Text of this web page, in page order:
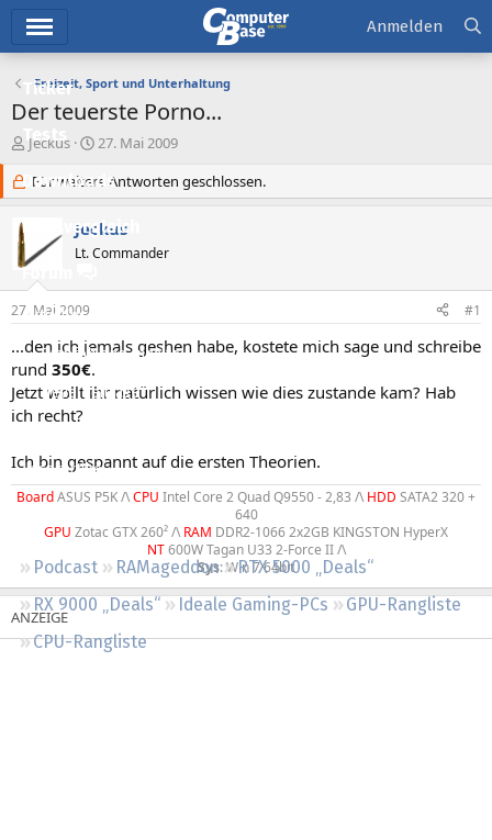
Ticker
Tests
Downloads
Preisvergleich
Forum
Aktuelles
Empfohlene Inhalte
Neue Beiträge
Leserartikel
Regeln
Podcast RAMageddon
RTX 5000 „Deals“
RX 9000 „Deals“
Ideale Gaming-PCs
GPU-Rangliste
CPU-Rangliste
Anmelden
Freizeit, Sport und Unterhaltung
Der teuerste Porno...
E
s
t
l
e
Jeckus
E
s
t
e
l
l
m
27. Mai 2009
Für weitere Antworten geschlossen.
Jeckus
Lt. Commander
27. Mai 2009 #1
...den ich jemals geshen habe, kostete mich sage und schreibe
rund 350€.
Jetzt wollt ihr natürlich wissen wie dies zustande kam? Hab
ich recht?
Ich bin gespannt auf die ersten Theorien.
BoardASUS P5K /\CPU Intel Core 2 Quad Q9550 - 2,83 /\ HDD SATA2 320 +
640
GPU Zotac GTX 260² /\ RAM DDR2-1066 2x2GB KINGSTON HyperX
NT600W Tagan U33 2-Force II /\
Sys: Win 7 64bit​